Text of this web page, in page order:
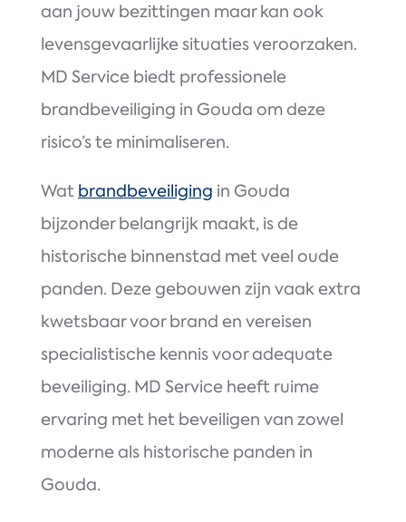
aan jouw bezittingen maar kan ook
levensgevaarlijke situaties veroorzaken.
MD Service biedt professionele
brandbeveiliging in Gouda om deze
risico’s te minimaliseren.
Wat brandbeveiliging in Gouda
bijzonder belangrijk maakt, is de
historische binnenstad met veel oude
panden. Deze gebouwen zijn vaak extra
kwetsbaar voor brand en vereisen
specialistische kennis voor adequate
beveiliging. MD Service heeft ruime
ervaring met het beveiligen van zowel
moderne als historische panden in
Gouda.